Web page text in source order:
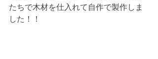
たちで木材を仕入れて自作で製作しま
した！！